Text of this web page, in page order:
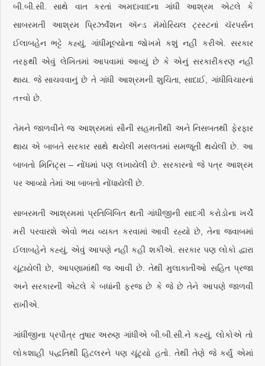
બી.બી.સી. સાથે વાત કરતાં અમદાવાદના ગાંધી આશ્રમ એટલે કે
સાબરમતી આશ્રમ પ્રિઝર્વૅશન ઍન્ડ મૅમોરિયલ ટ્રસ્ટનાં ચૅરપર્સન
ઈલાબહેન ભટ્ટે કહ્યું, ગાંધીમૂલ્યોના જોખમે કશું નહીં કરીએ. સરકાર
તરફથી એવું લેખિતમાં આપવામાં આવ્યું છે કે એનું સરકારીકરણ નહીં
થાય. જે સાચવવાનું છે તે ગાંધી આશ્રમની શુચિતા, સાદાઈ, ગાંધીવિચારનાં
તત્ત્વો છે.
તેમને જાળવીને જ આશ્રમમાં સૌની સહમતીથી અને નિસબતથી ફેરફાર
થાય એ બાબતે સરકાર સાથે થયેલી મસલતમાં સમજૂતી થયેલી છે. આ
બાબતો મિનિટ્‌સ – નોંધમાં પણ લખાયેલી છે. સરકારનો જે પત્ર આશ્રમ
પર આવ્યો તેમાં આ બાબતો નોંધાયેલી છે.
સાબરમતી આશ્રમમાં પ્રતિબિંબિત થતી ગાંધીજીની સાદગી કરોડોના ખર્ચે
મરી પરવારશે એવો ભય વ્યક્ત કરવામાં આવી રહ્યો છે, તેના જવાબમાં
ઈલાબહેને કહ્યું, એવું આપણે નહીં કહી શકીએ. સરકાર પણ લોકો દ્વારા
ચૂંટાયેલી છે, આપણામાંથી જ આવી છે. તેથી મુલાકાતીઓ સહિત પ્રજા
અને સરકારની એટલે કે બધાંની ફરજ છે કે જે છે તેને આપણે જાળવી
રાખીએ.
ગાંધીજીના પ્રપૌત્ર તુષાર અરુણ ગાંધીએ બી.બી.સી.ને કહ્યું, લોકોએ તો
લોકશાહી પદ્ધતિથી હિટલરને પણ ચૂંટ્યો હતો. તેથી તેણે જે કર્યું એમાં